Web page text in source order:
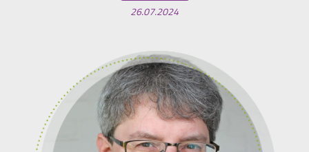
26.07.2024